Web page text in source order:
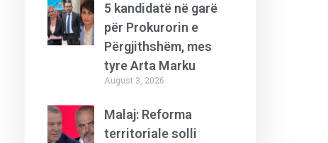
5 kandidatë në garë
për Prokurorin e
Përgjithshëm, mes
tyre Arta Marku
August 3, 2026
Malaj: Reforma
territoriale solli